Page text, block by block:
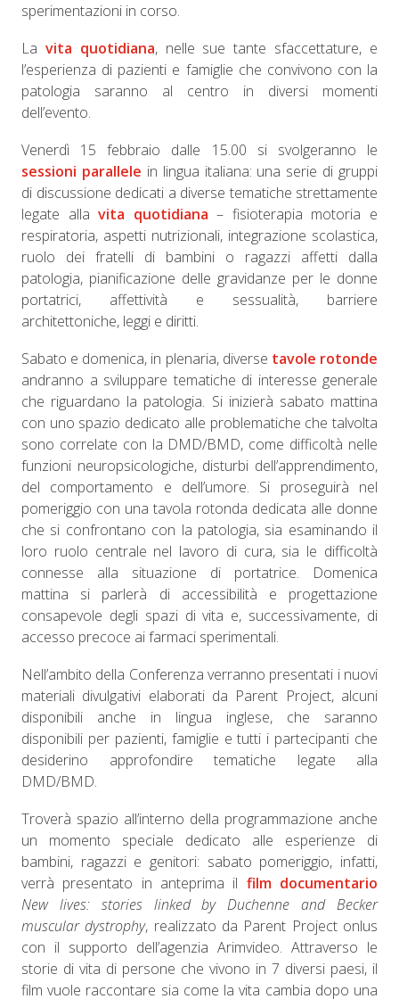
sperimentazioni in corso.
La vita quotidiana, nelle sue tante sfaccettature, e
l’esperienza di pazienti e famiglie che convivono con la
patologia saranno al centro in diversi momenti
dell’evento.
Venerdì 15 febbraio dalle 15.00 si svolgeranno le
sessioni parallele in lingua italiana: una serie di gruppi
di discussione dedicati a diverse tematiche strettamente
legate allavita quotidiana– fisioterapia motoria e
respiratoria, aspetti nutrizionali, integrazione scolastica,
ruolo dei fratelli di bambini o ragazzi affetti dalla
patologia, pianificazione delle gravidanze per le donne
portatrici, affettività e sessualità, barriere
architettoniche, leggi e diritti.
Sabato e domenica, in plenaria, diverse tavole rotonde
andranno a sviluppare tematiche di interesse generale
che riguardano la patologia. Si inizierà sabato mattina
con uno spazio dedicato alle problematiche che talvolta
sono correlate con la DMD/BMD, come difficoltà nelle
funzioni neuropsicologiche, disturbi dell’apprendimento,
del comportamento e dell’umore. Si proseguirà nel
pomeriggio con una tavola rotonda dedicata alle donne
che si confrontano con la patologia, sia esaminando il
loro ruolo centrale nel lavoro di cura, sia le difficoltà
connesse alla situazione di portatrice. Domenica
mattina si parlerà di accessibilità e progettazione
consapevole degli spazi di vita e, successivamente, di
accesso precoce ai farmaci sperimentali.
Nell’ambito della Conferenza verranno presentati i nuovi
materiali divulgativi elaborati da Parent Project, alcuni
disponibili anche in lingua inglese, che saranno
disponibili per pazienti, famiglie e tutti i partecipanti che
desiderino approfondire tematiche legate alla
DMD/BMD.
Troverà spazio all’interno della programmazione anche
un momento speciale dedicato alle esperienze di
bambini, ragazzi e genitori: sabato pomeriggio, infatti,
verrà presentato in anteprima il film documentario
New lives: stories linked by Duchenne and Becker
muscular dystrophy, realizzato da Parent Project onlus
con il supporto dell’agenzia Arimvideo. Attraverso le
storie di vita di persone che vivono in 7 diversi paesi, il
film vuole raccontare sia come la vita cambia dopo una